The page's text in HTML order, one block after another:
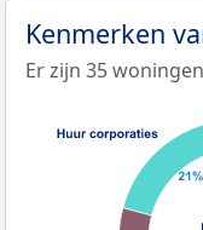
Kenmerken
Er zijn 35